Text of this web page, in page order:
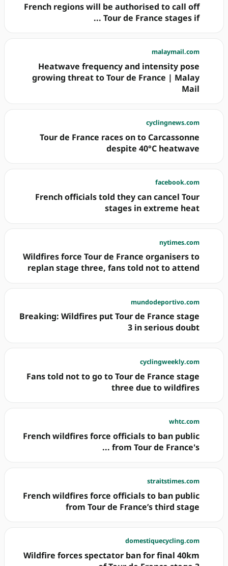
French regions will be authorised to call off
Tour de France stages if ...
malaymail.com
Heatwave frequency and intensity pose
growing threat to Tour de France | Malay
Mail
cyclingnews.com
Tour de France races on to Carcassonne
despite 40°C heatwave
facebook.com
French officials told they can cancel Tour
stages in extreme heat
nytimes.com
Wildfires force Tour de France organisers to
replan stage three, fans told not to attend
mundodeportivo.com
Breaking: Wildfires put Tour de France stage
3 in serious doubt
cyclingweekly.com
Fans told not to go to Tour de France stage
three due to wildfires
whtc.com
French wildfires force officials to ban public
from Tour de France's ...
straitstimes.com
French wildfires force officials to ban public
from Tour de France’s third stage
domestiquecycling.com
Wildfire forces spectator ban for final 40km